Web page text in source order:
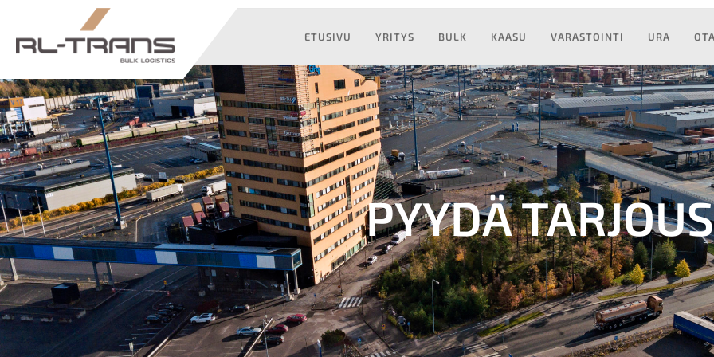
ETUSIVU YRITYS BULK KAASU VARASTOINTI URA
PYYDÄ TARJOUS